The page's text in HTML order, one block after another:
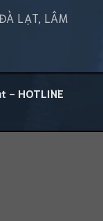
LẠT, LÂM
- HOTLINE